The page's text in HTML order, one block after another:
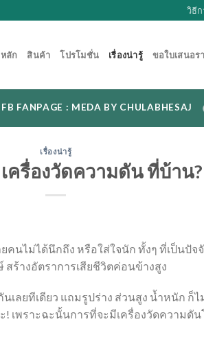
วิธี
ลัก สินค้า โปรโมชั่น เรื่องน่ารู้ ขอใบเสนอร
FANPAGE : MEDA BY CHULABHESAJ
เรื่องน่ารู้
ครื่องวัดความดัน ที่บ้าน?
ยคนไม่ได้นึกถึง หรือใส่ใจนัก ทั้งๆ ที่เป็นปัจ
สร้างอัตราการเสียชีวิตค่อนข้างสูง
นเลยทีเดียว แถมรูปร่าง ส่วนสูง น้ำหนัก ก็ไ
! เพราะฉะนั้นการที่จะมีเครื่องวัดความดั